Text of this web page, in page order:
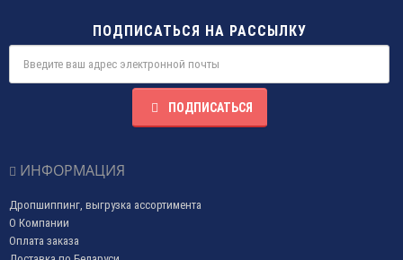
ПОДПИСАТЬСЯ НА РАССЫЛКУ
ПОДПИСАТЬСЯ
ИНФОРМАЦИЯ
Дропшиппинг, выгрузка ассортимента
О Компании
Оплата заказа